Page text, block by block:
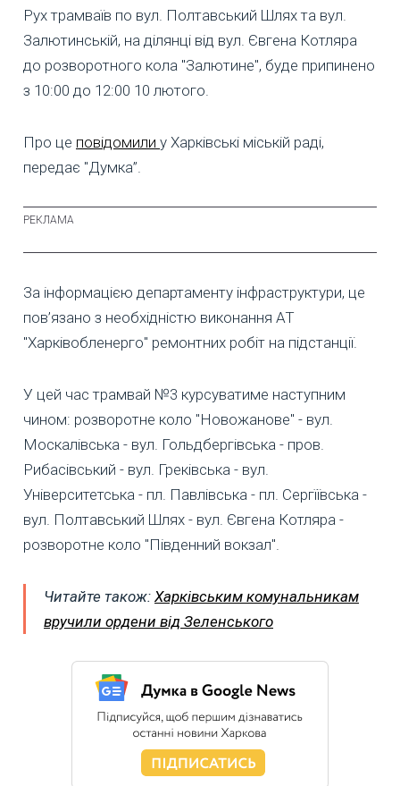
Рух трамваїв по вул. Полтавський Шлях та вул.
Залютинській, на ділянці від вул. Євгена Котляра
до розворотного кола "Залютине", буде припинено
з 10:00 до 12:00 10 лютого.
Про це повідомили у Харківські міській раді,
передає "Думка”.
За інформацією департаменту інфраструктури, це
пов’язано з необхідністю виконання АТ
"Харківобленерго" ремонтних робіт на підстанції.
У цей час трамвай №3 курсуватиме наступним
чином: розворотне коло "Новожанове" - вул.
Москалівська - вул. Гольдбергівська - пров.
Рибасівський - вул. Греківська - вул.
Університетська - пл. Павлівська - пл. Сергїївська -
вул. Полтавський Шлях - вул. Євгена Котляра -
розворотне коло "Південний вокзал".
Читайте також: Харківським комунальникам
вручили ордени від Зеленського